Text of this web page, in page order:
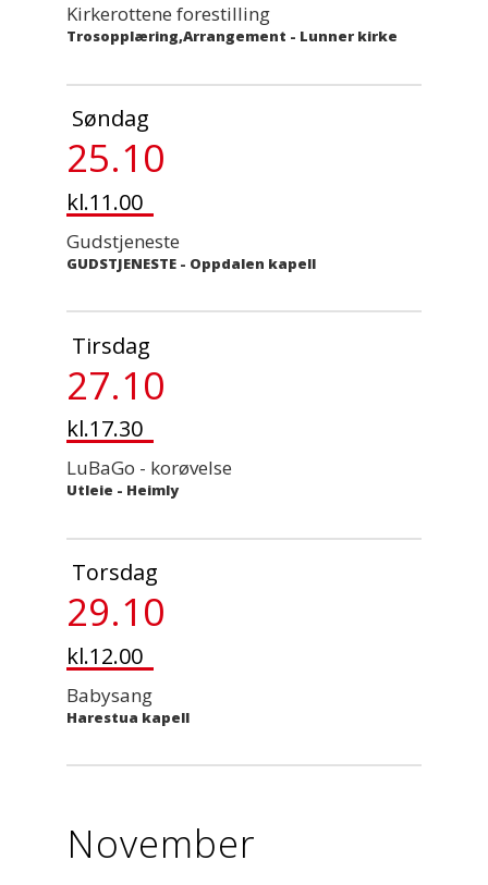
Kirkerottene forestilling
Trosopplæring,Arrangement - Lunner kirke
Søndag
25.10
kl.11.00
Gudstjeneste
GUDSTJENESTE - Oppdalen kapell
Tirsdag
27.10
kl.17.30
LuBaGo - korøvelse
Utleie - Heimly
Torsdag
29.10
kl.12.00
Babysang
Harestua kapell
November